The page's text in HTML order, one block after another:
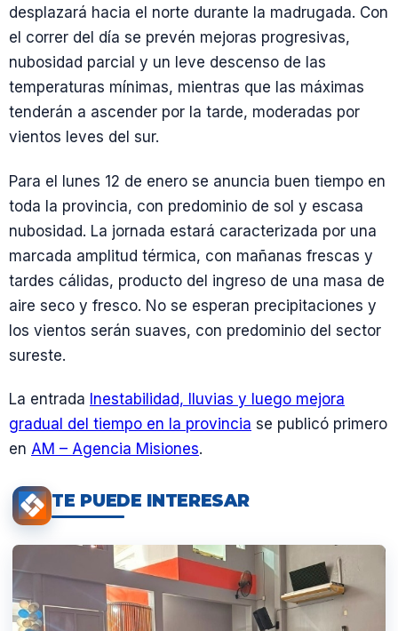
desplazará hacia el norte durante la madrugada. Con
el correr del día se prevén mejoras progresivas,
nubosidad parcial y un leve descenso de las
temperaturas mínimas, mientras que las máximas
tenderán a ascender por la tarde, moderadas por
vientos leves del sur.
Para el lunes 12 de enero se anuncia buen tiempo en
toda la provincia, con predominio de sol y escasa
nubosidad. La jornada estará caracterizada por una
marcada amplitud térmica, con mañanas frescas y
tardes cálidas, producto del ingreso de una masa de
aire seco y fresco. No se esperan precipitaciones y
los vientos serán suaves, con predominio del sector
sureste.
La entrada Inestabilidad, lluvias y luego mejora
gradual del tiempo en la provincia se publicó primero
en AM – Agencia Misiones.
TE PUEDE INTERESAR